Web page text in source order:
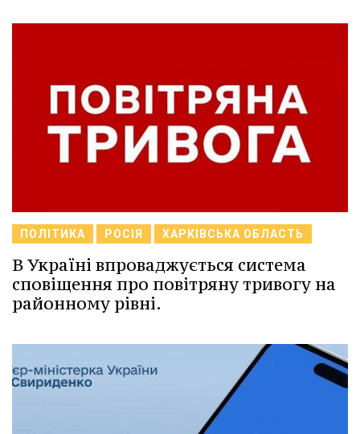
ПОЛІТИКА РОСІЯ ХАРКІВСЬКА ОБЛАСТЬ
В Україні впроваджується система
сповіщення про повітряну тривогу на
районному рівні.